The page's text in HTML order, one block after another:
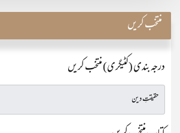
منتخب کریں
درجہ بندی (کٹیگری) منتخب کریں